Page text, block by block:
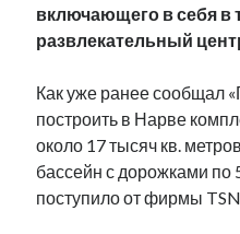
включающего в себя в
развлекательный
Как уже ранее сообщал
построить в Нарве
около 17 тысяч кв.
бассейн с дорожками по
поступило от фирмы TSN